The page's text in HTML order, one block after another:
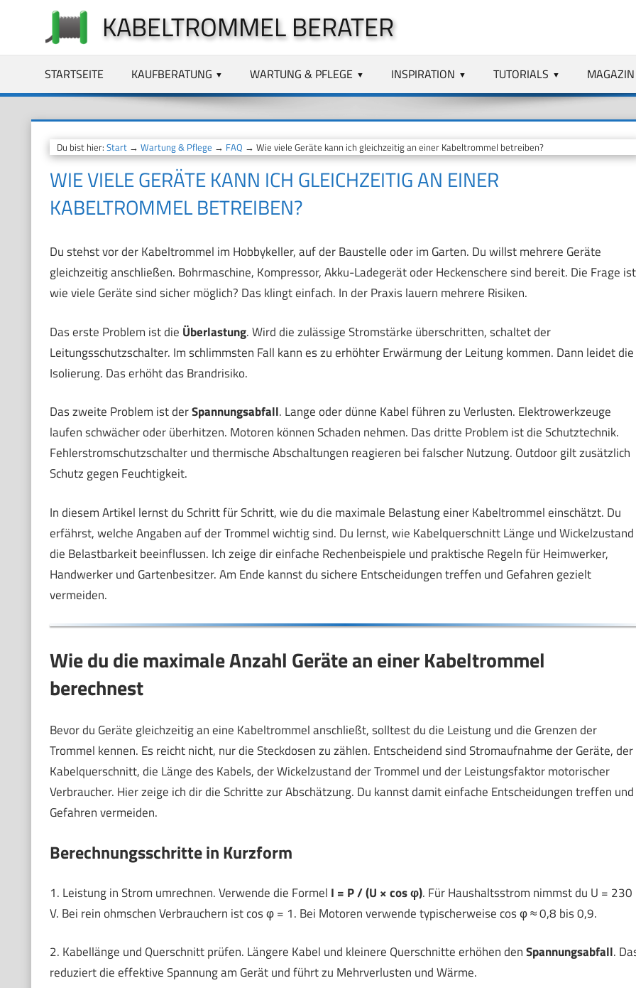
springen
KABELTROMMEL BERATER
STARTSEITE KAUFBERATUNG WARTUNG & PFLEGE INSPIRATION TUTORIALS MAGAZIN
Du bist hier: Start→ Wartung & Pflege → FAQ → Wie viele Geräte kann ich gleichzeitig an einer Kabeltrommel betreiben?
WIE VIELE GERÄTE KANN ICH GLEICHZEITIG AN EINER
KABELTROMMEL BETREIBEN?
Du stehst vor der Kabeltrommel im Hobbykeller, auf der Baustelle oder im Garten. Du willst mehrere Geräte
gleichzeitig anschließen. Bohrmaschine, Kompressor, Akku-Ladegerät oder Heckenschere sind bereit. Die Frage
wie viele Geräte sind sicher möglich? Das klingt einfach. In der Praxis lauern mehrere Risiken.
Das erste Problem ist die Überlastung. Wird die zulässige Stromstärke überschritten, schaltet der
Leitungsschutzschalter. Im schlimmsten Fall kann es zu erhöhter Erwärmung der Leitung kommen. Dann leidet die
Isolierung. Das erhöht das Brandrisiko.
Das zweite Problem ist derSpannungsabfall. Lange oder dünne Kabel führen zu Verlusten. Elektrowerkzeuge
laufen schwächer oder überhitzen. Motoren können Schaden nehmen. Das dritte Problem ist die Schutztechnik.
Fehlerstromschutzschalter und thermische Abschaltungen reagieren bei falscher Nutzung. Outdoor gilt zusätzlich
Schutz gegen Feuchtigkeit.
In diesem Artikel lernst du Schritt für Schritt, wie du die maximale Belastung einer Kabeltrommel einschätzt. Du
erfährst, welche Angaben auf der Trommel wichtig sind. Du lernst, wie Kabelquerschnitt Länge und Wickelzustand
die Belastbarkeit beeinflussen. Ich zeige dir einfache Rechenbeispiele und praktische Regeln für Heimwerker,
Handwerker und Gartenbesitzer. Am Ende kannst du sichere Entscheidungen treffen und Gefahren gezielt
vermeiden.
Wie du die maximale Anzahl Geräte an einer Kabeltrommel
berechnest
Bevor du Geräte gleichzeitig an eine Kabeltrommel anschließt, solltest du die Leistung und die Grenzen der
Trommel kennen. Es reicht nicht, nur die Steckdosen zu zählen. Entscheidend sind Stromaufnahme der Geräte, der
Kabelquerschnitt, die Länge des Kabels, der Wickelzustand der Trommel und der Leistungsfaktor motorischer
Verbraucher. Hier zeige ich dir die Schritte zur Abschätzung. Du kannst damit einfache Entscheidungen treffen und
Gefahren vermeiden.
Berechnungsschritte in Kurzform
1. Leistung in Strom umrechnen. Verwende die Formel I = P / (U × cos φ). Für Haushaltsstrom nimmst du U = 230
V. Bei rein ohmschen Verbrauchern ist cos φ = 1. Bei Motoren verwende typischerweise cos φ ≈ 0,8 bis 0,9.
2. Kabellänge und Querschnitt prüfen. Längere Kabel und kleinere Querschnitte erhöhen denSpannungsabfall.
reduziert die effektive Spannung am Gerät und führt zu Mehrverlusten und Wärme.